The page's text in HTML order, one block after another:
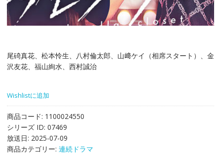
尾碕真花、松本怜生、八村倫太郎、山﨑ケイ（相席スタート）、金
沢友花、福山絢水、西村誠治
Wishlistに追加
商品コード: 1100024550
シリーズ ID: 07469
放送日: 2025-07-09
商品カテゴリー: 連続ドラマ